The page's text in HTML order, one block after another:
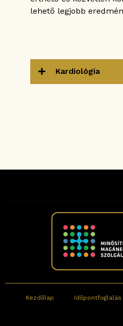
lehető legjobb
Kardiológia
Kezdőlap Időpontfoglalás